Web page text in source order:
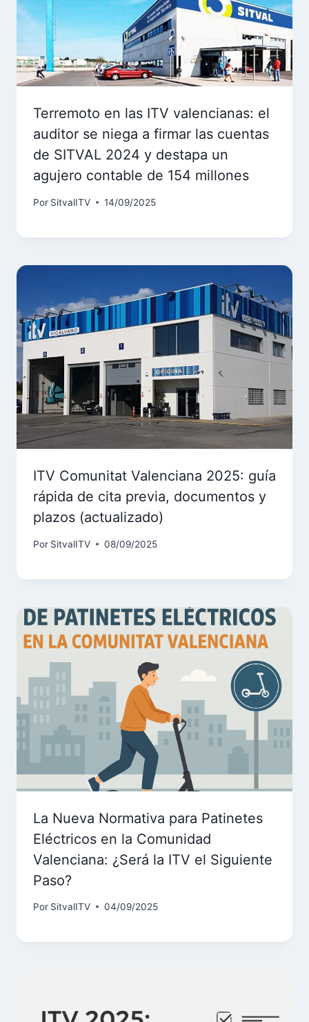
Terremoto en las ITV valencianas: el
auditor se niega a firmar las cuentas
de SITVAL 2024 y destapa un
agujero contable de 154 millones
Por SitvalITV 14/09/2025
ITV Comunitat Valenciana 2025: guía
rápida de cita previa, documentos y
plazos (actualizado)
Por SitvalITV 08/09/2025
La Nueva Normativa para Patinetes
Eléctricos en la Comunidad
Valenciana: ¿Será la ITV el Siguiente
Paso?
Por SitvalITV 04/09/2025